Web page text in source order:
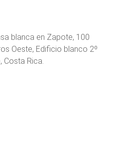
blanca en Zapote, 100
Oeste, Edificio blanco 2º
Costa Rica.